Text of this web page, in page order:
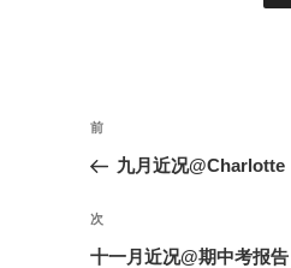
投
ナ
ビ
ゲ
前
の
稿
前
九月近况@Charlotte
次
の
次
十一月近况@期中考报告